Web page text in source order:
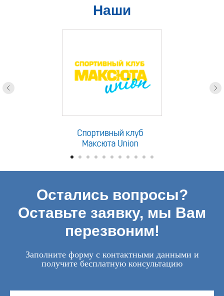
Наши
Остались вопросы?
Оставьте заявку, мы Вам
перезвоним!
Заполните форму с контактными данными и
получите бесплатную консультацию